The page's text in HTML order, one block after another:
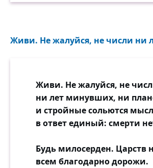
Живи. Не жалуйся, не числи ни
Живи. Не жалуйся, не
ни лет минувших, ни
и стройные сольются
в ответ единый: смерти
Будь милосерден. Царств
всем благодарно дорожи.